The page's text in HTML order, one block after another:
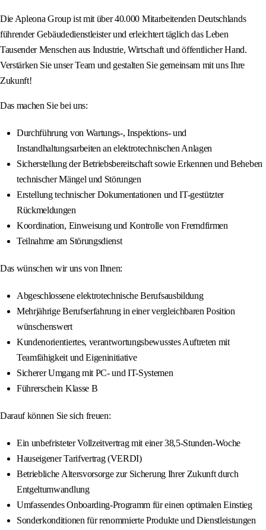
Die Apleona Group ist mit über 40.000 Mitarbeitenden Deutschlands
führender Gebäudedienstleister und erleichtert täglich das Leben
Tausender Menschen aus Industrie, Wirtschaft und öffentlicher Hand.
Verstärken Sie unser Team und gestalten Sie gemeinsam mit uns Ihre
Zukunft!
Das machen Sie bei uns:
Durchführung von Wartungs-, Inspektions- und
Instandhaltungsarbeiten an elektrotechnischen Anlagen
Sicherstellung der Betriebsbereitschaft sowie Erkennen und Beheben
technischer Mängel und Störungen
Erstellung technischer Dokumentationen und IT-gestützter
Rückmeldungen
Koordination, Einweisung und Kontrolle von Fremdfirmen
Teilnahme am Störungsdienst
Das wünschen wir uns von Ihnen:
Abgeschlossene elektrotechnische Berufsausbildung
Mehrjährige Berufserfahrung in einer vergleichbaren Position
wünschenswert
Kundenorientiertes, verantwortungsbewusstes Auftreten mit
Teamfähigkeit und Eigeninitiative
Sicherer Umgang mit PC- und IT-Systemen
Führerschein Klasse B
Darauf können Sie sich freuen:
Ein unbefristeter Vollzeitvertrag mit einer 38,5-Stunden-Woche
Hauseigener Tarifvertrag (VERDI)
Betriebliche Altersvorsorge zur Sicherung Ihrer Zukunft durch
Entgeltumwandlung
Umfassendes Onboarding-Programm für einen optimalen Einstieg
Sonderkonditionen für renommierte Produkte und Dienstleistungen